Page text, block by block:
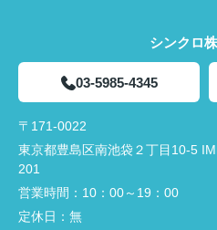
シンクロ
03-5985-4345
〒171-0022
東京都豊島区南池袋２丁目10-5
201
営業時間： 10：00～19：00
定休日： 無